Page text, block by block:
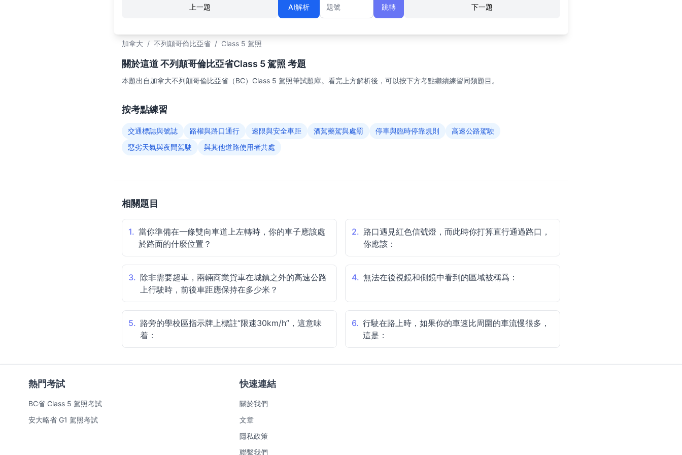
上一題 下一題
AI解析
題號
跳轉
加拿大 / 不列顛哥倫比亞省 / Class 5 駕照
關於這道 不列顛哥倫比亞省Class 5 駕照 考題
本題出自加拿大不列顛哥倫比亞省（BC）Class 5 駕照筆試題庫。看完上方解析後，可以按下方考點繼續練習同類題目。
按考點練習
交通標誌與號誌 路權與路口通行 速限與安全車距 酒駕藥駕與處罰 停車與臨時停靠規則
高速公路駕駛
惡劣天氣與夜間駕駛
與其他道路使用者共處
相關題目
1. 當你準備在一條雙向車道上左轉時，你的車子應該處
於路面的什麼位置？
2. 路口遇見紅色信號燈，而此時你打算直行通過路口，
你應該：
3. 除非需要超車，兩輛商業貨車在城鎮之外的高速公路
上行駛時，前後車距應保持在多少米？
4. 無法在後視鏡和側鏡中看到的區域被稱爲：
5. 路旁的學校區指示牌上標註“限速30km/h”，這意味
着：
6. 行駛在路上時，如果你的車速比周圍的車流慢很多，
這是：
熱門考試
BC省 Class 5 駕照考試
安大略省 G1 駕照考試
快速連結
關於我們
文章
隱私政策
聯繫我們